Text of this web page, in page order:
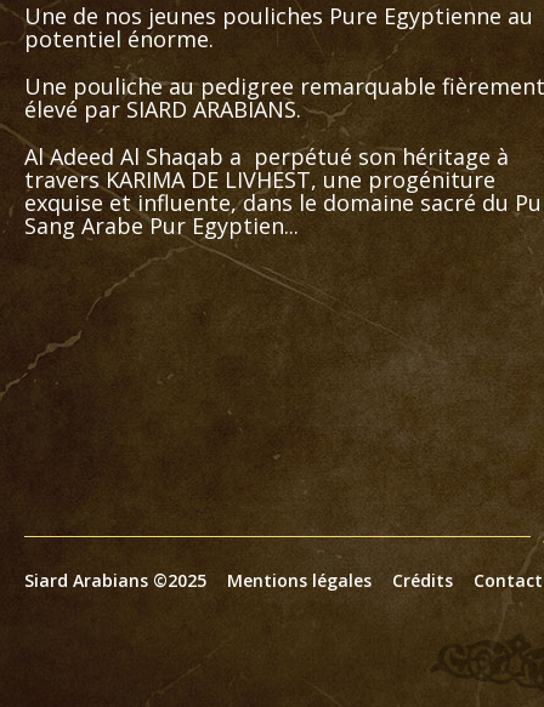
Une de nos jeunes pouliches Pure Egyptienne au
potentiel énorme.
Une pouliche au pedigree remarquable fièrement
élevé par SIARD ARABIANS.
Al Adeed Al Shaqab a perpétué son héritage à
travers KARIMA DE LIVHEST, une progéniture
exquise et influente, dans le domaine sacré du
Sang Arabe Pur Egyptien...
Siard Arabians ©2025 Mentions légales Crédits Contact